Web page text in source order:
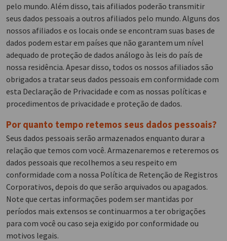
pelo mundo. Além disso, tais afiliados poderão transmitir
seus dados pessoais a outros afiliados pelo mundo. Alguns dos
nossos afiliados e os locais onde se encontram suas bases de
dados podem estar em países que não garantem um nível
adequado de proteção de dados análogo às leis do país de
nossa residência. Apesar disso, todos os nossos afiliados são
obrigados a tratar seus dados pessoais em conformidade com
esta Declaração de Privacidade e com as nossas políticas e
procedimentos de privacidade e proteção de dados.
Por quanto tempo retemos seus dados pessoais?
Seus dados pessoais serão armazenados enquanto durar a
relação que temos com você. Armazenaremos e reteremos os
dados pessoais que recolhemos a seu respeito em
conformidade com a nossa Política de Retenção de Registros
Corporativos, depois do que serão arquivados ou apagados.
Note que certas informações podem ser mantidas por
períodos mais extensos se continuarmos a ter obrigações
para com você ou caso seja exigido por conformidade ou
motivos legais.